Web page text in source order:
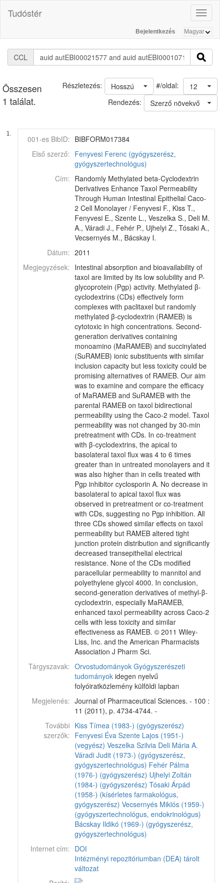
Tudóstér
Bejelentkezés
CCL
Összesen
1 találat.
#/oldal: 12
Hosszú
Részletezés:
Rendezés:
Szerző növekvő
1.
001-es BibID: BIBFORM017384
Első szerző: Fenyvesi Ferenc (gyógyszerész,
gyógyszertechnológus)
Cím: Randomly Methylated beta-Cyclodextrin
Derivatives Enhance Taxol Permeability
Through Human Intestinal Epithelial Caco-
2 Cell Monolayer / Fenyvesi F., Kiss T.,
Fenyvesi E., Szente L., Veszelka S., Deli M.
A., Váradi J., Fehér P., Ujhelyi Z., Tósaki A.,
Vecsernyés M., Bácskay I.
Dátum: 2011
Megjegyzések: Intestinal absorption and bioavailability of
taxol are limited by its low solubility and P-
glycoprotein (Pgp) activity. Methylated β-
cyclodextrins (CDs) effectively form
complexes with paclitaxel but randomly
methylated β-cyclodextrin (RAMEB) is
cytotoxic in high concentrations. Second-
generation derivatives containing
monoamino (MaRAMEB) and succinylated
(SuRAMEB) ionic substituents with similar
inclusion capacity but less toxicity could be
promising alternatives of RAMEB. Our aim
was to examine and compare the efficacy
of MaRAMEB and SuRAMEB with the
parental RAMEB on taxol bidirectional
permeability using the Caco-2 model. Taxol
permeability was not changed by 30-min
pretreatment with CDs. In co-treatment
with β-cyclodextrins, the apical to
basolateral taxol flux was 4 to 6 times
greater than in untreated monolayers and it
was also higher than in cells treated with
Pgp inhibitor cyclosporin A. No decrease in
basolateral to apical taxol flux was
observed in pretreatment or co-treatment
with CDs, suggesting no Pgp inhibition. All
three CDs showed similar effects on taxol
permeability but RAMEB altered tight
junction protein distribution and significantly
decreased transepithelial electrical
resistance. None of the CDs modified
paracellular permeability to mannitol and
polyethylene glycol 4000. In conclusion,
second-generation derivatives of methyl-β-
cyclodextrin, especially MaRAMEB,
enhanced taxol permeability across Caco-2
cells with less toxicity and similar
effectiveness as RAMEB. © 2011 Wiley-
Liss, Inc. and the American Pharmacists
Association J Pharm Sci.
Tárgyszavak: Orvostudományok Gyógyszerészeti
tudományok idegen nyelvű
folyóiratközlemény külföldi lapban
Megjelenés: Journal of Pharmaceutical Sciences. - 100 :
11 (2011), p. 4734-4744. -
További
szerzők:
Kiss Tímea (1983-) (gyógyszerész)
Fenyvesi Éva Szente Lajos (1951-)
(vegyész) Veszelka Szilvia Deli Mária A.
Váradi Judit (1973-) (gyógyszerész,
gyógyszertechnológus) Fehér Pálma
(1976-) (gyógyszerész) Ujhelyi Zoltán
(1984-) (gyógyszerész) Tósaki Árpád
(1958-) (kísérletes farmakológus,
gyógyszerész) Vecsernyés Miklós (1959-)
(gyógyszertechnológus, endokrinológus)
Bácskay Ildikó (1969-) (gyógyszerész,
gyógyszertechnológus)
Internet cím: DOI
Intézményi repozitóriumban (DEA) tárolt
változat